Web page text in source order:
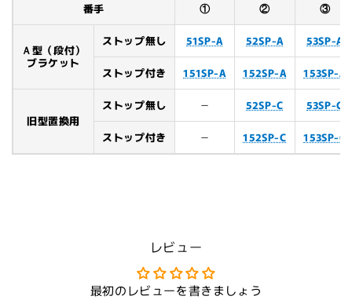
番手
① ② ③
Ａ型（段付）
ブラケット
ストップ無し 51SP-A 52SP-A 53SP-A
ストップ付き 151SP-A 152SP-A 153SP-A
旧型置換用
ストップ無し － 52SP-C 53SP-C
ストップ付き － 152SP-C 153SP-C
レビュー
最初のレビューを書きましょう